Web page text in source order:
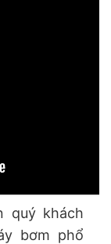
quý khách
bơm phổ